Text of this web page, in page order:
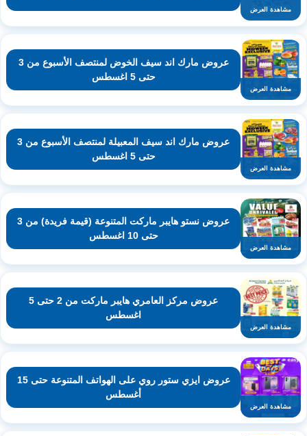
مشاهدة العرض
مشاهدة العرض
عروض مارك اند سيف الخوض لمنتصف الأسبوع من 3
حتى 5 اغسطس
مشاهدة العرض
عروض مارك اند سيف المعبيلة لمنتصف الأسبوع من 3
حتى 5 اغسطس
مشاهدة العرض
عروض نستو هايبر ماركت المتنوعة (قيمة فريدة) من 3
حتى 10 اغسطس
مشاهدة العرض
عروض مركز العامري هايبر ماركت من 2 حتى 5
اغسطس
مشاهدة العرض
عروض ايزي ستور روي على الهواتف المتنوعة حتى 15
أغسطس